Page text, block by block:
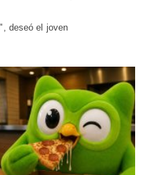
deseó el joven